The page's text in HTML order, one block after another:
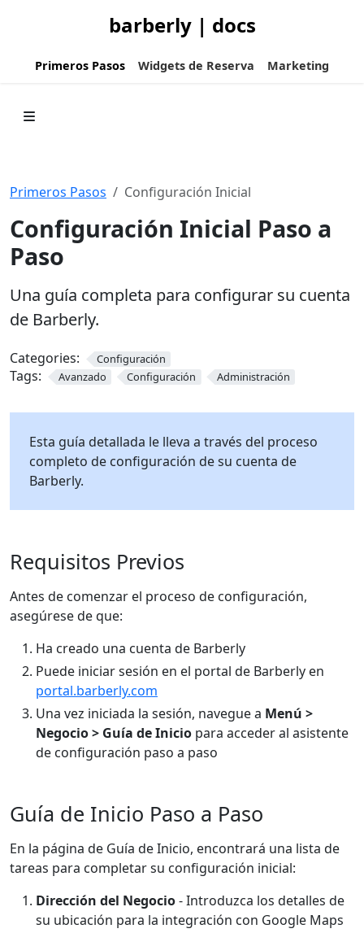
barberly | docs
Primeros Pasos Widgets de Reserva Marketing
Primeros Pasos Configuración Inicial
Configuración Inicial Paso a
Paso
Una guía completa para configurar su cuenta
de Barberly.
Categories: Configuración
Tags: Avanzado Configuración Administración
Esta guía detallada le lleva a través del proceso
completo de configuración de su cuenta de
Barberly.
Requisitos Previos
Antes de comenzar el proceso de configuración,
asegúrese de que:
Ha creado una cuenta de Barberly
Puede iniciar sesión en el portal de Barberly en
portal.barberly.com
Una vez iniciada la sesión, navegue a Menú >
Negocio > Guía de Inicio para acceder al asistente
de configuración paso a paso
Guía de Inicio Paso a Paso
En la página de Guía de Inicio, encontrará una lista de
tareas para completar su configuración inicial:
Dirección del Negocio- Introduzca los detalles de
su ubicación para la integración con Google Maps